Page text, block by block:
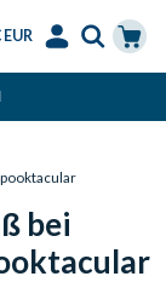
EUR
bei